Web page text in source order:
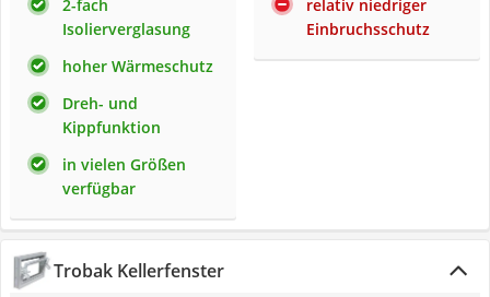
2-fach
Isolierverglasung
hoher Wärmeschutz
Dreh- und
Kippfunktion
in vielen Größen
verfügbar
relativ niedriger
Einbruchsschutz
Trobak Kellerfenster